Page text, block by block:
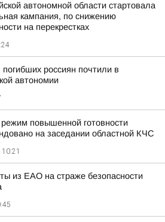
автономной области стартовала
кампания, по снижению
на перекрестках
россиян почтили в
автономии
режим повышенной готовности
на заседании областной КЧС
10:21
из ЕАО на страже безопасности